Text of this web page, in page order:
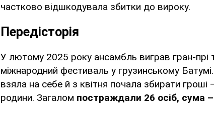
частково відшкодувала збитки до вироку.
Передісторія
У лютому 2025 року ансамбль виграв гран-
міжнародний фестиваль у грузинському
взяла на себе й з квітня почала збирати гроші
родини. Загалом постраждали 26 осіб, сума